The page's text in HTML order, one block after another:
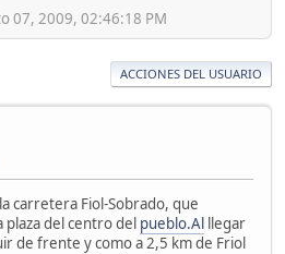
07, 2009, 02:46:18 PM
ACCIONES DEL USUARIO
carretera Fiol-Sobrado, que
del centro del pueblo.Al llegar
de frente y como a 2,5 km de Friol